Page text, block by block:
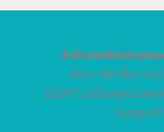
สำนักงานพัฒนาบุคคล
ห้อง 1-401 ชั้น 4 อา
52/347 ม.เมืองเอก ถ.พห
จ.ปทุมธา